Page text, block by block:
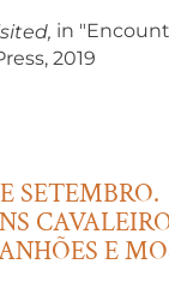
in
2019
SETEMBRO.
E